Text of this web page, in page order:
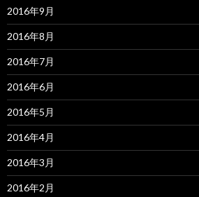
2016年9月
2016年8月
2016年7月
2016年6月
2016年5月
2016年4月
2016年3月
2016年2月